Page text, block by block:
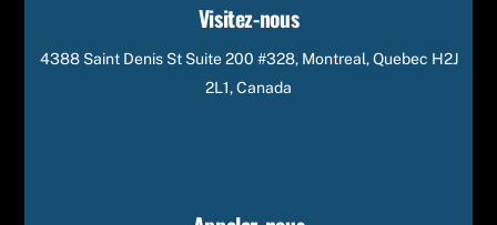
Visitez-nous
4388 Saint Denis St Suite 200 #328, Montreal, Quebec H2J
2L1, Canada